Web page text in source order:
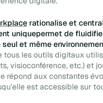
rationalise et
uniquepermet de
et même
tous les outils digitaux
visioconférence, etc.) et
répond aux constantes
est accessible sur